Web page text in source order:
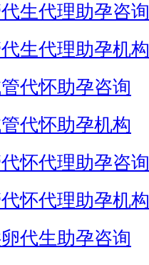
生代理助孕咨询
生代理助孕机构
代怀助孕咨询
代怀助孕机构
怀代理助孕咨询
怀代理助孕机构
代生助孕咨询